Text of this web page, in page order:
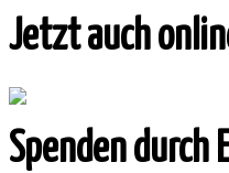
Jetzt auch
Spenden durch